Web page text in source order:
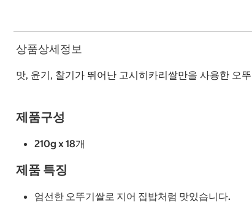
상품상세정보
맛, 윤기, 찰기가 뛰어난 고시히카리쌀만을 사용한 오
제품구성
210g x 18개
제품 특징
엄선한 오뚜기쌀로 지어 집밥처럼 맛있습니다.